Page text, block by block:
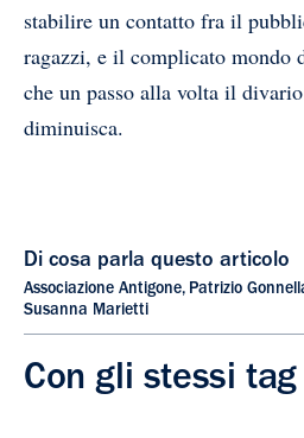
stabilire un contatto fra il
ragazzi, e il complicato mondo
che un passo alla volta il
diminuisca.
Di cosa parla questo articolo
Associazione Antigone, Patrizio
Susanna Marietti
Con gli stessi tag